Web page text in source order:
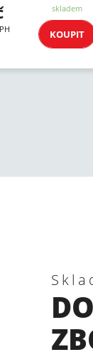
skladem
KOUPIT